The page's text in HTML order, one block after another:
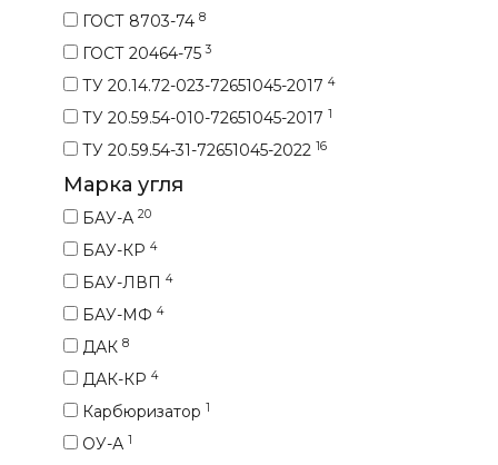
ГОСТ 8703-74 8
ГОСТ 20464-75 3
ТУ 20.14.72-023-72651045-2017 4
ТУ 20.59.54-010-72651045-2017 1
ТУ 20.59.54-31-72651045-2022 16
Марка угля
БАУ-А 20
БАУ-КР 4
БАУ-ЛВП 4
БАУ-МФ 4
ДАК 8
ДАК-КР 4
Карбюризатор 1
ОУ-А 1